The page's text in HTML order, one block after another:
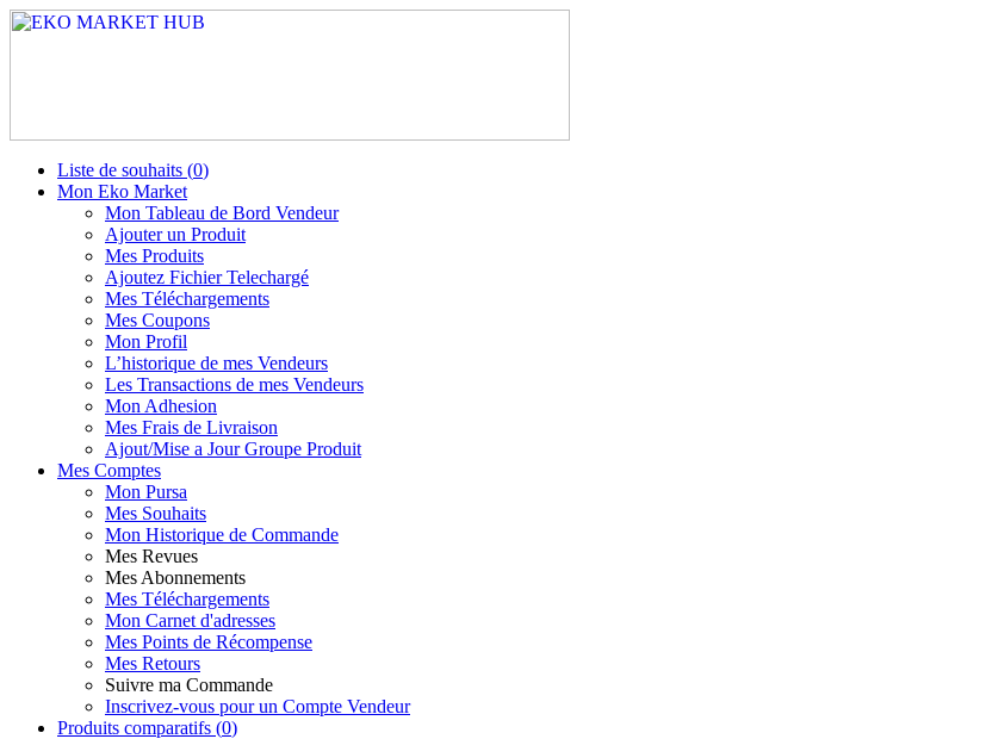
Liste de souhaits (0)
Mon Eko Market
Mon Tableau de Bord Vendeur
Ajouter un Produit
Mes Produits
Ajoutez Fichier Telechargé
Mes Téléchargements
Mes Coupons
Mon Profil
L’historique de mes Vendeurs
Les Transactions de mes Vendeurs
Mon Adhesion
Mes Frais de Livraison
Ajout/Mise a Jour Groupe Produit
Mes Comptes
Mon Pursa
Mes Souhaits
Mon Historique de Commande
Mes Revues
Mes Abonnements
Mes Téléchargements
Mon Carnet d'adresses
Mes Points de Récompense
Mes Retours
Suivre ma Commande
Inscrivez-vous pour un Compte Vendeur
Produits comparatifs (0)